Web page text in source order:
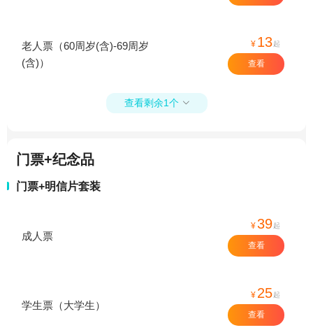
老人票（60周岁(含)-69周岁
(含)）
¥ 13起
查看
查看剩余1个 
门票+纪念品
门票+明信片套装
成人票
¥39起
查看
学生票（大学生）
¥ 25起
查看